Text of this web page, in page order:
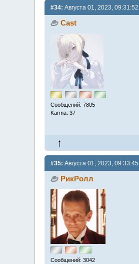
#34: Августа 01, 2023, 09:31:52
Cast
Сообщений: 7805
Karma: 37
#35: Августа 01, 2023, 09:33:45
РикРолл
Сообщений: 3042